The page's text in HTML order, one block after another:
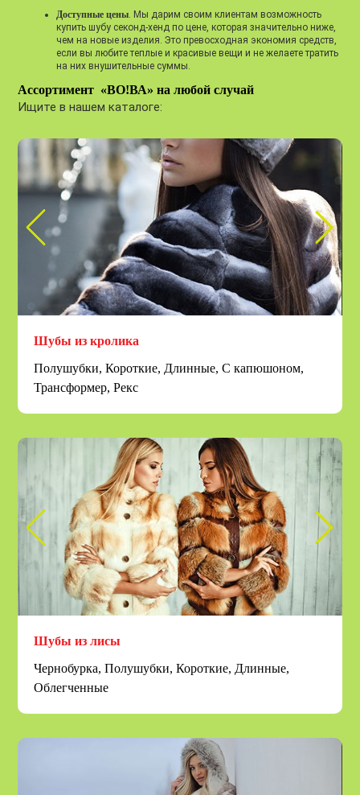
Доступные цены . Мы дарим своим клиентам возможность
купить шубу секонд-хенд по цене, которая значительно ниже,
чем на новые изделия. Это превосходная экономия средств,
если вы любите теплые и красивые вещи и не желаете тратить
на них внушительные суммы.
Ассортимент «ВО!ВА» на любой случай
Ищите в нашем каталоге:
Шубы из кролика
Полушубки, Короткие, Длинные, С капюшоном,
Трансформер, Рекс
Шубы из лисы
Чернобурка, Полушубки, Короткие, Длинные,
Облегченные